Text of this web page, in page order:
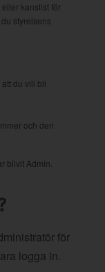
kanslist för
styrelsens
du vill bli
och den
blivit Admin.
för
logga in.